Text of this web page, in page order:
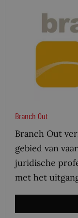
Branch Out
Branch Out
gebied van
juridische
met het